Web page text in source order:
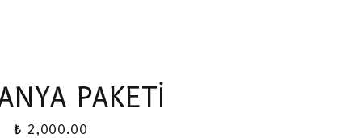
PAKETİ
₺ 2,000.00